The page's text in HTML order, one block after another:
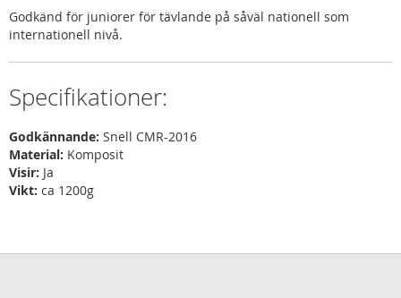
Godkänd för juniorer för tävlande på såväl nationell som
internationell nivå.
Specifikationer:
Godkännande: Snell CMR-2016
Material: Komposit
Visir: Ja
Vikt: ca 1200g